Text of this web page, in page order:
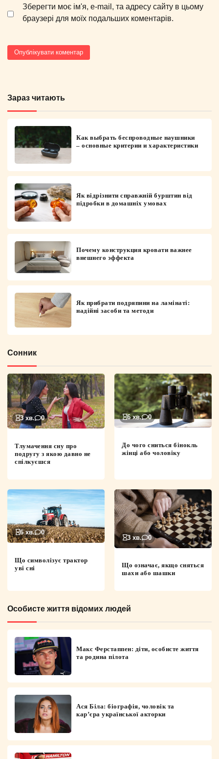
Зберегти моє ім'я, e-mail, та адресу сайту в цьому
браузері для моїх подальших коментарів.
Зараз читають
Как выбрать беспроводные наушники
– основные критерии и характеристики
Як відрізнити справжній бурштин від
підробки в домашніх умовах
Почему конструкция кровати важнее
внешнего эффекта
Як прибрати подряпини на ламінаті:
надійні засоби та методи
Сонник
3 хв. 0
Тлумачення сну про
подругу з якою давно не
спілкуєшся
6 хв. 0
До чого сниться бінокль
жінці або чоловіку
6 хв. 0
Що символізує трактор
уві сні
3 хв. 0
Що означає, якщо сняться
шахи або шашки
Особисте життя відомих людей
Макс Ферстаппен: діти, особисте життя
та родина пілота
Ася Біла: біографія, чоловік та
кар’єра української акторки